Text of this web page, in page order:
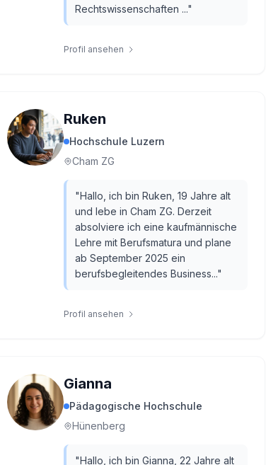
Rechtswissenschaften ..."
Profil ansehen
Ruken
Hochschule Luzern
Cham ZG
"Hallo, ich bin Ruken, 19 Jahre alt
und lebe in Cham ZG. Derzeit
absolviere ich eine kaufmännische
Lehre mit Berufsmatura und plane
ab September 2025 ein
berufsbegleitendes Business..."
Profil ansehen
Gianna
Pädagogische Hochschule
Hünenberg
"Hallo, ich bin Gianna, 22 Jahre alt